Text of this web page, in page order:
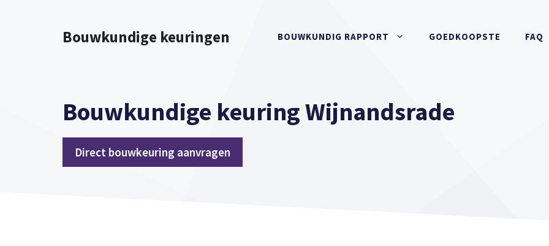
Bouwkundige keuringen BOUWKUNDIG RAPPORT GOEDKOOPSTE FAQ
Bouwkundige keuring Wijnandsrade
Direct bouwkeuring aanvragen